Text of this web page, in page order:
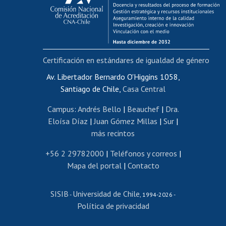
Funcionarias/os
Cursos internos de capacitación
Bienestar del personal
Portal de movilidad interna
Certificado de renta
Certificado de renta honorarios
Editar páginas blancas
Extranjeras/os
Revalidación y reconocimiento de títulos
Postulación al Programa de Movilidad Estudiantil
Cursos de español
Av. Libertador Bernardo O'Higgins 1058,
Santiago de Chile, Casa Central
Campus: Andrés Bello | Beauchef| Dra.
Eloísa Díaz | Juan Gómez Millas | Sur |
más recintos
+56 2 29782000 | Teléfonos y correos |
Mapa del portal| Contacto
SISIB - Universidad de Chile , 1994-2026 -
Política de privacidad
Certificación en estándares de igualdad de género